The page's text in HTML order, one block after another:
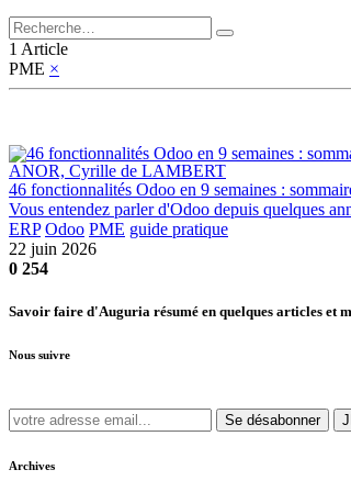
1 Article
PME ×
ANOR, Cyrille de LAMBERT
46 fonctionnalités Odoo en 9 semaines :
Vous entendez parler d'Odoo depuis quelques
ERP Odoo PME guide pratique
22 juin 2026
0 254
Savoir faire d'Auguria résumé en quelques articles et
Nous suivre
Se désabonner
Archives